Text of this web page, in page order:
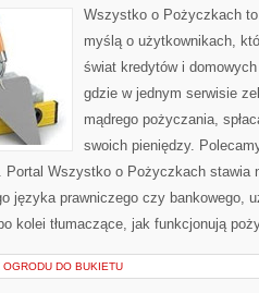
Wszystko o Pożyczkach
myślą o użytkownikach,
świat kredytów i
gdzie w jednym serwisie
mądrego pożyczania,
swoich pieniędzy.
Portal Wszystko o Pożyczkach stawia
języka prawniczego czy bankowego,
kolei tłumaczące, jak funkcjonują
OGRODU DO BUKIETU